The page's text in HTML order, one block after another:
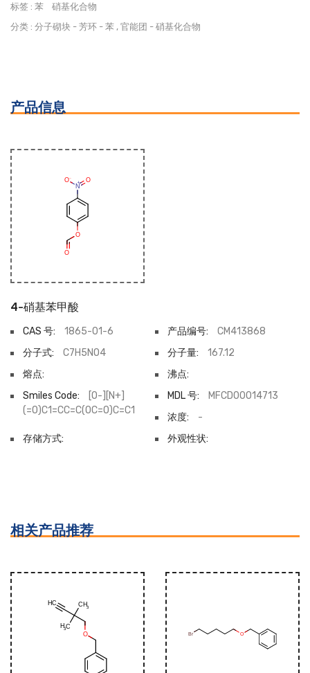
标签 : 苯
硝基化合物
分类 : 分子砌块 - 芳环 - 苯 , 官能团 - 硝基化合物
产品信息
4-硝基苯甲酸
CAS 号: 1865-01-6 产品编号:
CM413868
分子式:
C7H5NO4 分子量:
167.12
熔点:
沸点:
Smiles Code:
[O-][N+]
(=O)C1=CC=C(OC=O)C=C1
MDL 号:
MFCD00014713
浓度:
-
存储方式:
外观性状:
相关产品推荐